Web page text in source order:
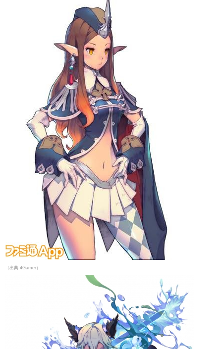
（出典 4Gamer）